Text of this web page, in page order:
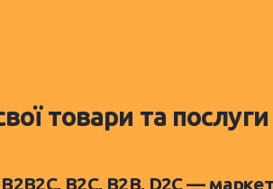
товари та
B2B2C, B2C, B2B, D2C —